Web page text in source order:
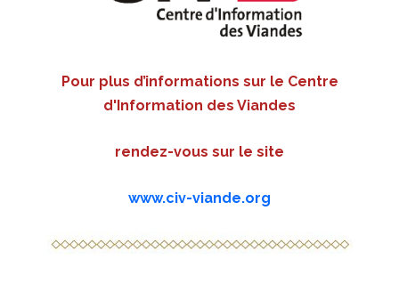
Pour plus d’informations sur le Centre
d'Information des Viandes
rendez-vous sur le site
www.civ-viande.org